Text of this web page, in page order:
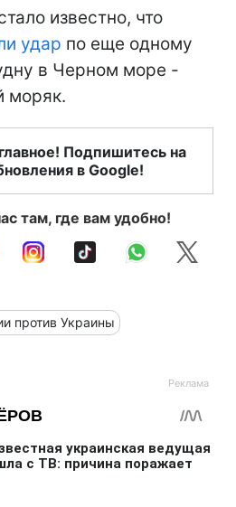
известно, что
удар по еще одному
в Черном море -
моряк.
Подпишитесь на
в Google!
там, где вам удобно!
против Украины